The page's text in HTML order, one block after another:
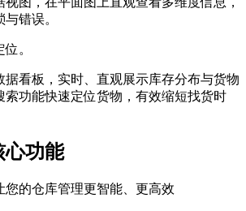
错误。
。
据看板，实时、直观展示库存分布与货物
索功能快速定位货物，有效缩短找货时
心功能
您的仓库管理更智能、更高效